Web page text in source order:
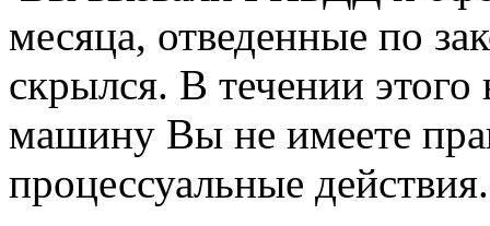
месяца, отведенные по
скрылся. В течении
машину Вы не имеете
процессуальные действия.